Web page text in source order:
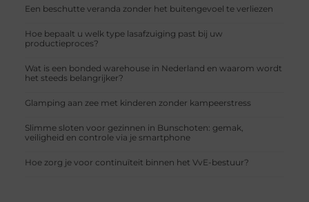
Een beschutte veranda zonder het buitengevoel te verliezen
Hoe bepaalt u welk type lasafzuiging past bij uw
productieproces?
Wat is een bonded warehouse in Nederland en waarom wordt
het steeds belangrijker?
Glamping aan zee met kinderen zonder kampeerstress
Slimme sloten voor gezinnen in Bunschoten: gemak,
veiligheid en controle via je smartphone
Hoe zorg je voor continuïteit binnen het VvE-bestuur?